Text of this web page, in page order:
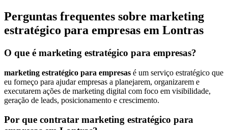
Perguntas frequentes sobre marketing
estratégico para empresas em Lontras
O que é marketing estratégico para empresas?
marketing estratégico para empresas é um serviço estratégico que
eu forneço para ajudar empresas a planejarem, organizarem e
executarem ações de marketing digital com foco em visibilidade,
geração de leads, posicionamento e crescimento.
Por que contratar marketing estratégico para